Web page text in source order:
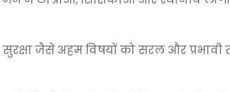
जैसे अहम विषयों को सरल और प्रभावी